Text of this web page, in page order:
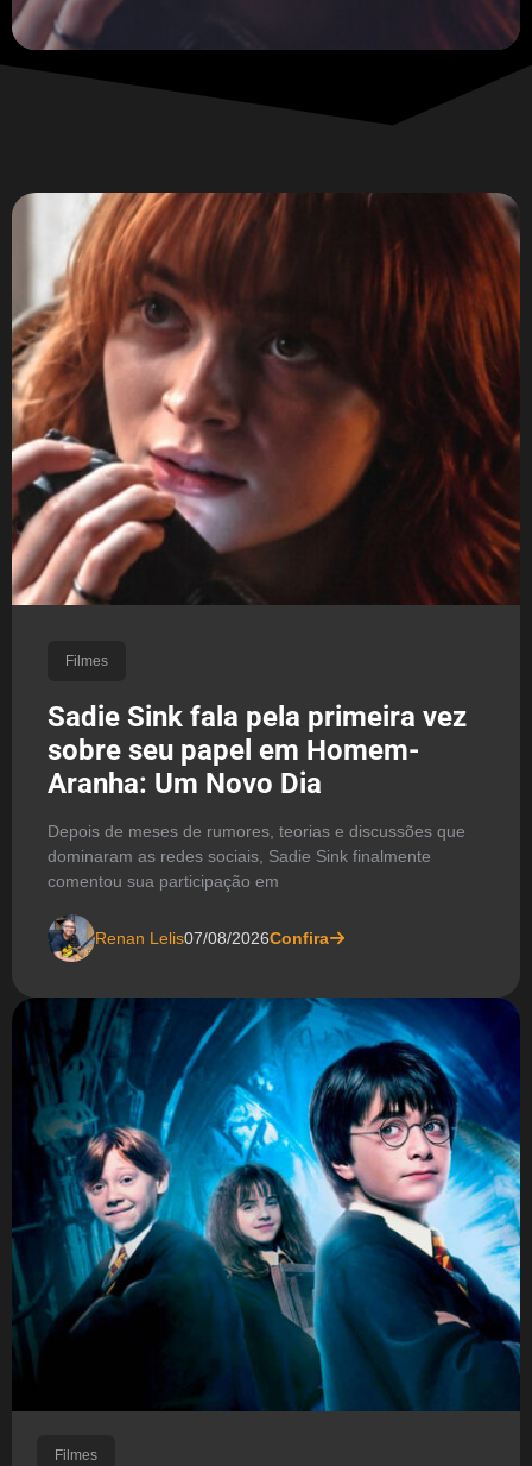
Filmes
Sadie Sink fala pela primeira vez
sobre seu papel em Homem-
Aranha: Um Novo Dia
Depois de meses de rumores, teorias e discussões que
dominaram as redes sociais, Sadie Sink finalmente
comentou sua participação em
Renan Lelis07/08/2026Confira
Filmes